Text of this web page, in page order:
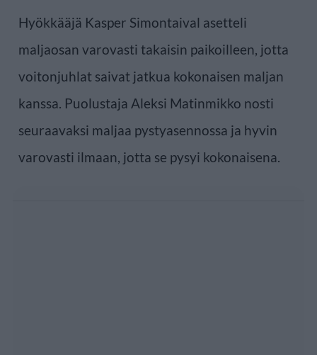
Hyökkääjä Kasper Simontaival asetteli
maljaosan varovasti takaisin paikoilleen, jotta
voitonjuhlat saivat jatkua kokonaisen maljan
kanssa. Puolustaja Aleksi Matinmikko nosti
seuraavaksi maljaa pystyasennossa ja hyvin
varovasti ilmaan, jotta se pysyi kokonaisena.